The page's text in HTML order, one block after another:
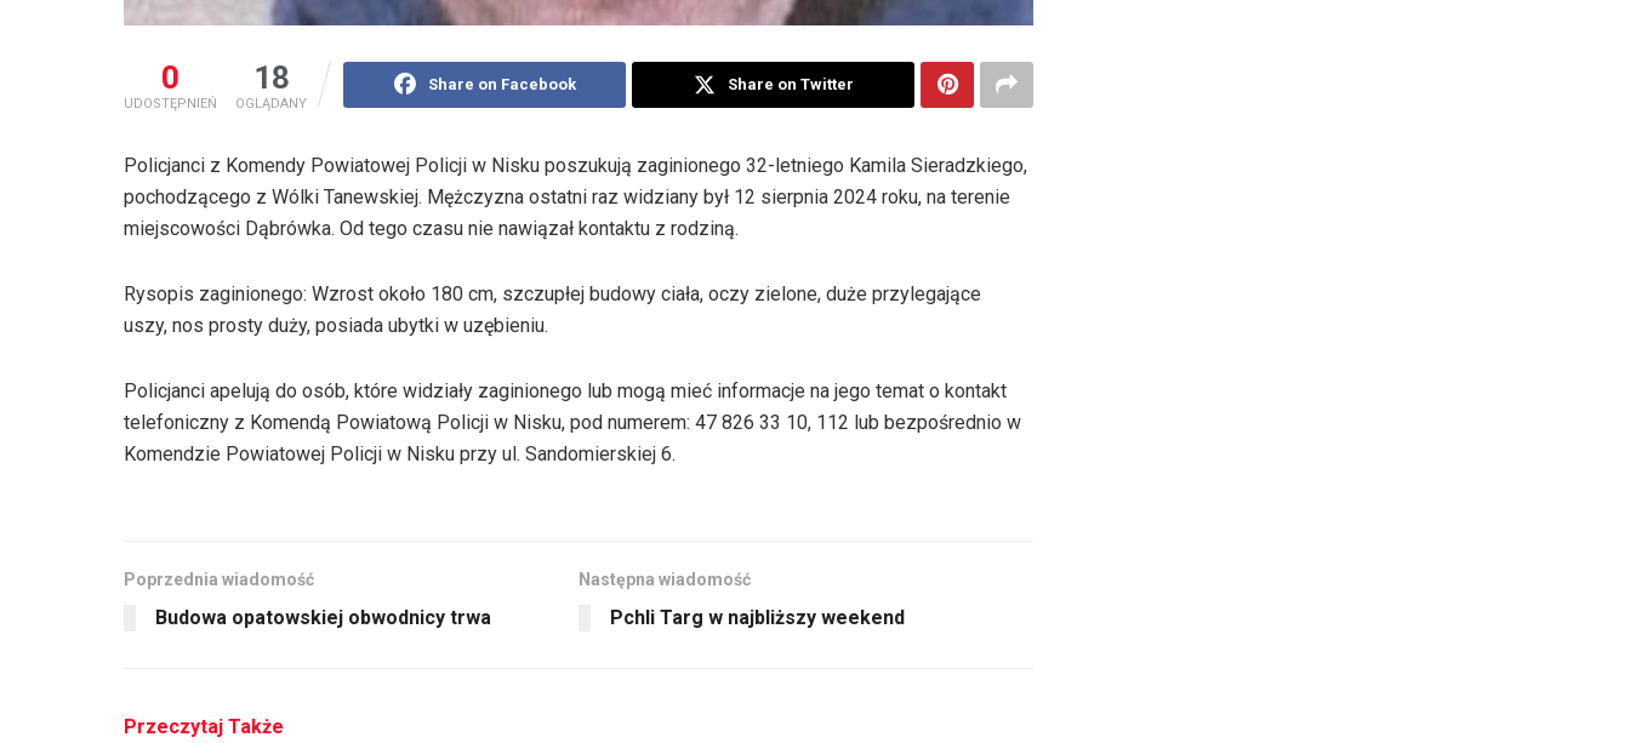
0
UDOSTĘPNIEŃ
18
OGLĄDANY
Share on Facebook Share on Twitter
Policjanci z Komendy Powiatowej Policji w Nisku poszukują zaginionego 32-letniego Kamila Sieradzkiego,
pochodzącego z Wólki Tanewskiej. Mężczyzna ostatni raz widziany był 12 sierpnia 2024 roku, na terenie
miejscowości Dąbrówka. Od tego czasu nie nawiązał kontaktu z rodziną.
Rysopis zaginionego: Wzrost około 180 cm, szczupłej budowy ciała, oczy zielone, duże przylegające
uszy, nos prosty duży, posiada ubytki w uzębieniu.
Policjanci apelują do osób, które widziały zaginionego lub mogą mieć informacje na jego temat o kontakt
telefoniczny z Komendą Powiatową Policji w Nisku, pod numerem: 47 826 33 10, 112 lub bezpośrednio w
Komendzie Powiatowej Policji w Nisku przy ul. Sandomierskiej 6.
Poprzednia wiadomość
Budowa opatowskiej obwodnicy trwa
Następna wiadomość
Pchli Targ w najbliższy weekend
Przeczytaj Także